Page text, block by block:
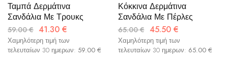
Ταμπά Δερμάτινα
Σανδάλια Με Τρουκς
59.00€ 41.30 €
Χαμηλότερη τιμή των
τελευταίων 30 ημερων: 59.00 €
Κόκκινα Δερμάτινα
Σανδάλια Με Πέρλες
65.00€ 45.50 €
Χαμηλότερη τιμή των
τελευταίων 30 ημερων: 65.00 €